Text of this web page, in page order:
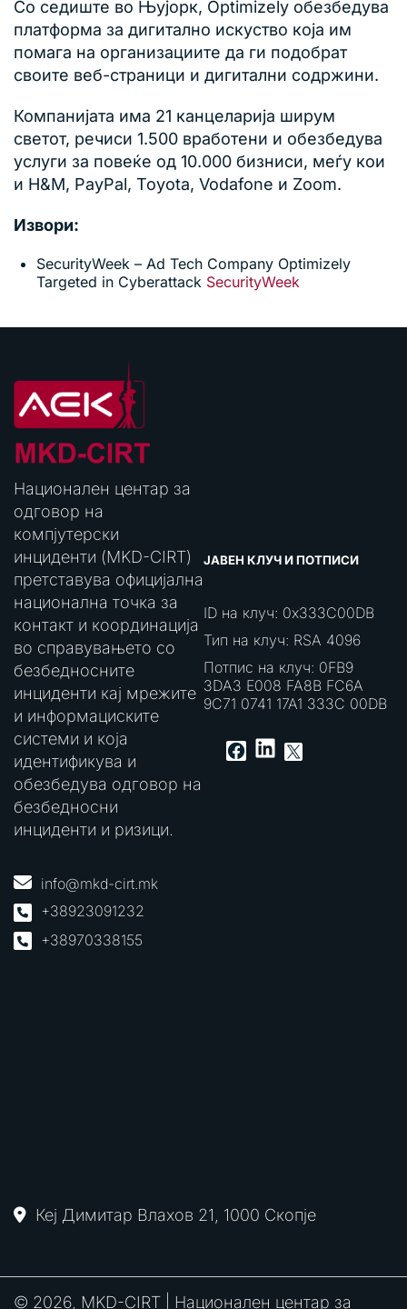
Со седиште во Њујорк, Optimizely обезбедува
платформа за дигитално искуство која им
помага на организациите да ги подобрат
своите веб-страници и дигитални содржини.
Компанијата има 21 канцеларија ширум
светот, речиси 1.500 вработени и обезбедува
услуги за повеќе од 10.000 бизниси, меѓу кои
и H&M, PayPal, Toyota, Vodafone и Zoom.
Извори:
SecurityWeek – Ad Tech Company Optimizely
Targeted in Cyberattack SecurityWeek
Национален центар за
одговор на
компјутерски
инциденти (MKD-CIRT)
претставува официјална
национална точка за
контакт и координација
во справувањето со
безбедносните
инциденти кај мрежите
и информациските
системи и која
идентификува и
обезбедува одговор на
безбедносни
инциденти и ризици.
info@mkd-cirt.mk
+38923091232
+38970338155
ЈАВЕН КЛУЧ И ПОТПИСИ
ID на клуч: 0x333C00DB
Тип на клуч: RSA 4096
Потпис на клуч: 0FB9
3DA3 E008 FA8B FC6A
9C71 0741 17A1 333C 00DB
Facebook
LinkedIn
X
Кеј Димитар Влахов 21, 1000 Скопје
© 2026, MKD-CIRT | Национален центар за